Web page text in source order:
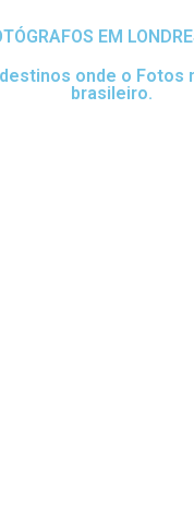
EM
onde o
brasileiro.